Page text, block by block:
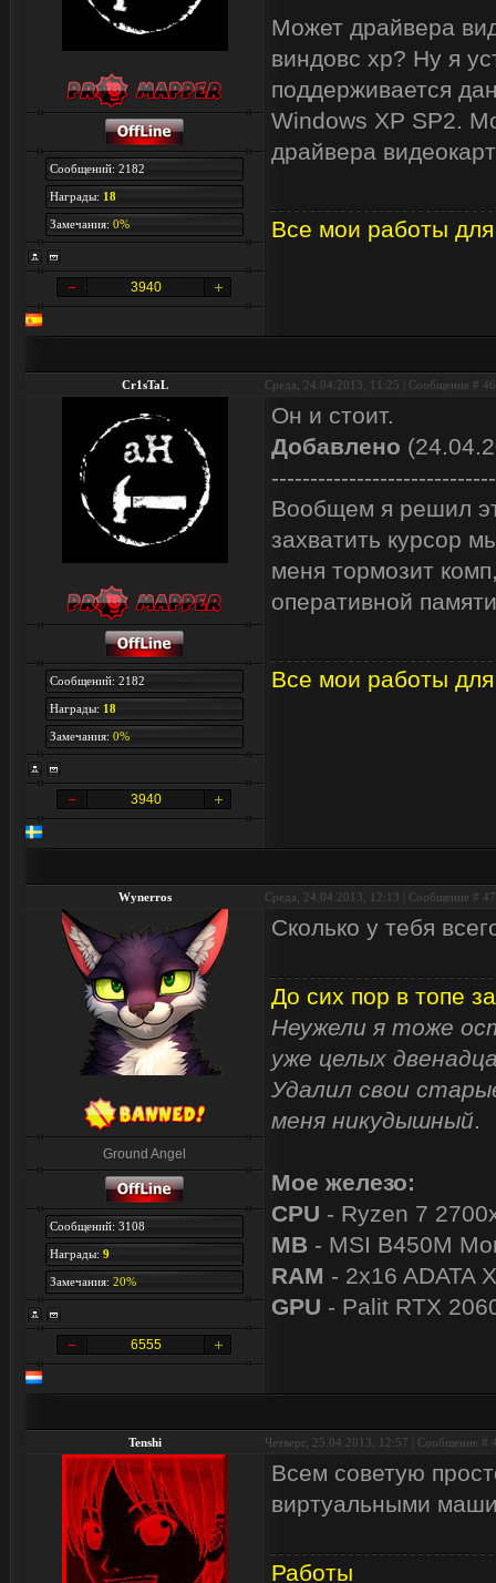
Сообщений: 2182
Награды: 18
Замечания: 0%
3940
Может драйвера
виндовс xp? Ну я
поддерживается
Windows XP SP2.
драйвера
Все мои работы
Cr1sTaL Среда, 24.04.2013, 11:25 | Сообщение # 46
Сообщений: 2182
Награды: 18
Замечания: 0%
3940
Он и стоит.
Добавлено
Вообщем я решил
захватить курсор
меня тормозит
оперативной
Все мои работы
Wynerros Среда, 24.04.2013, 12:13 | Сообщение # 47
Ground Angel
Сообщений: 3108
Награды: 9
Замечания: 20%
6555
Сколько у тебя
До сих пор в топе
Неужели я тоже
уже целых
Удалил свои
меня никудышный.
Мое железо:
CPU - Ryzen 7
MB - MSI B450M
RAM - 2x16 ADATA
GPU - Palit RTX
Tenshi Четверг, 25.04.2013, 12:57 | Сообщение #
Всем советую
виртуальными
Работы